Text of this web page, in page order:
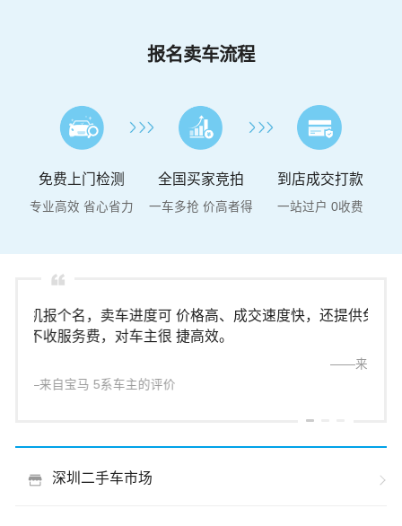
报名卖车流程
免费上门检测
专业高效 省心省力
全国买家竞拍
一车多抢 价高者得
到店成交打款
一站过户 0收费
评价
价格高、成交速度快，还提供免费上门检测，方便快
捷高效。
——来自大众 帕萨特车主的评价
深圳二手车市场